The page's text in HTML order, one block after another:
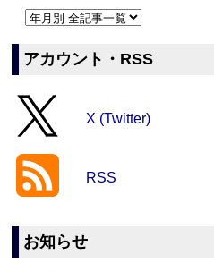
アカウント・RSS
X (Twitter)
RSS
お知らせ